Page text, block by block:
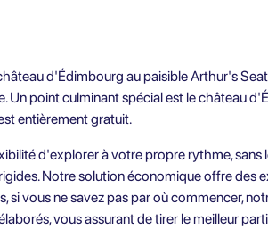
d'Édimbourg au paisible Arthur's
Un point culminant spécial est le château
entièrement gratuit.
d'explorer à votre propre rythme,
Notre solution économique offre des
si vous ne savez pas par où commencer,
vous assurant de tirer le meilleur